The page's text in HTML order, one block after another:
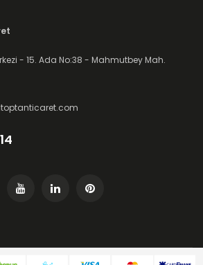
- 15. Ada No:38 - Mahmutbey Mah.